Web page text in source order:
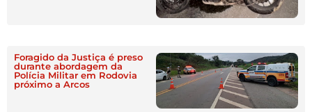
Foragido da Justiça é preso
durante abordagem da
Polícia Militar em Rodovia
próximo a Arcos